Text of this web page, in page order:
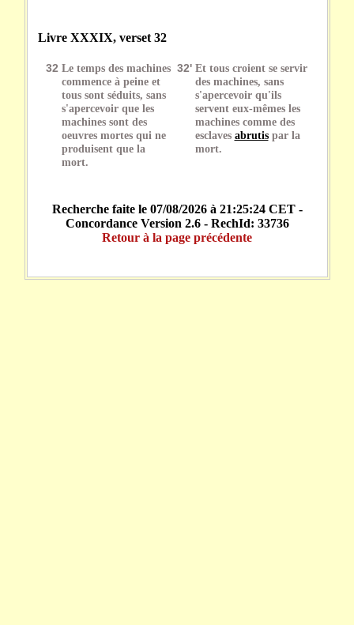
Livre XXXIX, verset 32
32 Le temps des machines
commence à peine et
tous sont séduits, sans
s'apercevoir que les
machines sont des
oeuvres mortes qui ne
produisent que la
mort.
32' Et tous croient se servir
des machines, sans
s'apercevoir qu'ils
servent eux-mêmes les
machines comme des
esclaves abrutispar la
mort.
Recherche faite le 07/08/2026 à 21:25:24 CET -
Concordance Version 2.6 - RechId: 33736
Retour à la page précédente